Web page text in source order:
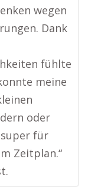
wegen
Dank
fühlte
meine
oder
für
Zeitplan.“